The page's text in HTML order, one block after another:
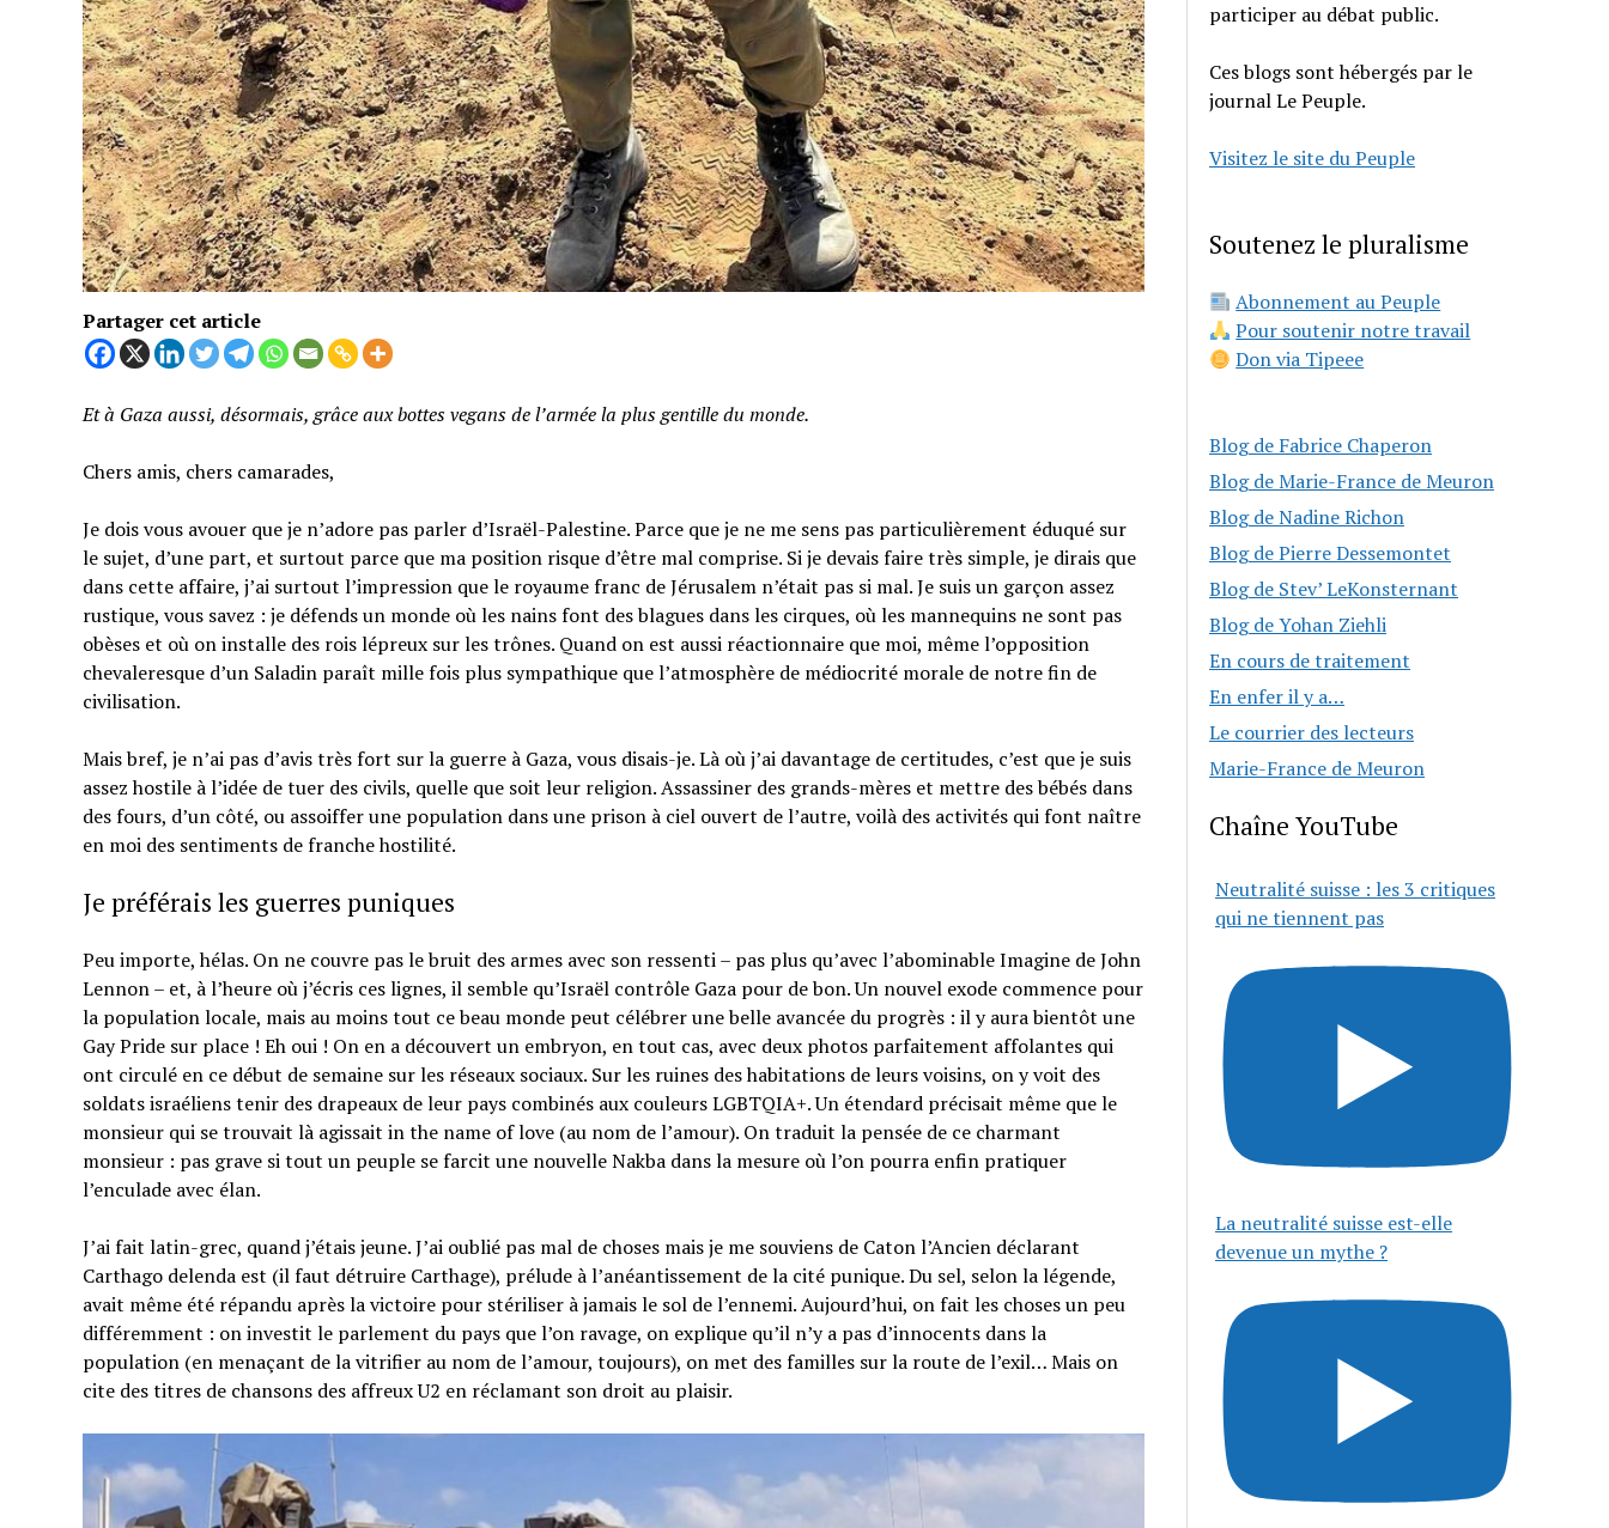
Partager cet article
Et à Gaza aussi, désormais, grâce aux bottes vegans de l’armée la plus gentille du monde.
Chers amis, chers camarades,
Je dois vous avouer que je n’adore pas parler d’Israël-Palestine. Parce que je ne me sens pas particulièrement éduqué sur
le sujet, d’une part, et surtout parce que ma position risque d’être mal comprise. Si je devais faire très simple, je dirais que
dans cette affaire, j’ai surtout l’impression que le royaume franc de Jérusalem n’était pas si mal. Je suis un garçon assez
rustique, vous savez : je défends un monde où les nains font des blagues dans les cirques, où les mannequins ne sont pas
obèses et où on installe des rois lépreux sur les trônes. Quand on est aussi réactionnaire que moi, même l’opposition
chevaleresque d’un Saladin paraît mille fois plus sympathique que l’atmosphère de médiocrité morale de notre fin de
civilisation.
Mais bref, je n’ai pas d’avis très fort sur la guerre à Gaza, vous disais-je. Là où j’ai davantage de certitudes, c’est que je suis
assez hostile à l’idée de tuer des civils, quelle que soit leur religion. Assassiner des grands-mères et mettre des bébés dans
des fours, d’un côté, ou assoiffer une population dans une prison à ciel ouvert de l’autre, voilà des activités qui font naître
en moi des sentiments de franche hostilité.
Je préférais les guerres puniques
Peu importe, hélas. On ne couvre pas le bruit des armes avec son ressenti – pas plus qu’avec l’abominable Imagine de John
Lennon – et, à l’heure où j’écris ces lignes, il semble qu’Israël contrôle Gaza pour de bon. Un nouvel exode commence pour
la population locale, mais au moins tout ce beau monde peut célébrer une belle avancée du progrès : il y aura bientôt une
Gay Pride sur place ! Eh oui ! On en a découvert un embryon, en tout cas, avec deux photos parfaitement affolantes qui
ont circulé en ce début de semaine sur les réseaux sociaux. Sur les ruines des habitations de leurs voisins, on y voit des
soldats israéliens tenir des drapeaux de leur pays combinés aux couleurs LGBTQIA+. Un étendard précisait même que le
monsieur qui se trouvait là agissait in the name of love (au nom de l’amour). On traduit la pensée de ce charmant
monsieur : pas grave si tout un peuple se farcit une nouvelle Nakba dans la mesure où l’on pourra enfin pratiquer
l’enculade avec élan.
J’ai fait latin-grec, quand j’étais jeune. J’ai oublié pas mal de choses mais je me souviens de Caton l’Ancien déclarant
Carthago delenda est (il faut détruire Carthage), prélude à l’anéantissement de la cité punique. Du sel, selon la légende,
avait même été répandu après la victoire pour stériliser à jamais le sol de l’ennemi. Aujourd’hui, on fait les choses un peu
différemment : on investit le parlement du pays que l’on ravage, on explique qu’il n’y a pas d’innocents dans la
population (en menaçant de la vitrifier au nom de l’amour, toujours), on met des familles sur la route de l’exil… Mais on
cite des titres de chansons des affreux U2 en réclamant son droit au plaisir.
participer au débat public.
Ces blogs sont hébergés par le
journal Le Peuple.
Visitez le site du Peuple
Soutenez le pluralisme
Abonnement au Peuple
Pour soutenir notre travail
Don via Tipeee
Blog de Fabrice Chaperon
Blog de Marie-France de Meuron
Blog de Nadine Richon
Blog de Pierre Dessemontet
Blog de Stev’ LeKonsternant
Blog de Yohan Ziehli
En cours de traitement
En enfer il y a…
Le courrier des lecteurs
Marie-France de Meuron
Chaîne YouTube
Neutralité suisse : les 3 critiques
qui ne tiennent pas
La neutralité suisse est-elle
devenue un mythe ?